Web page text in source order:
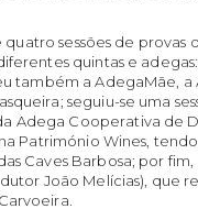
sessões de provas
quintas e
também a AdegaMãe,
seguiu-se uma
Adega Cooperativa de
Património Wines,
Caves Barbosa; por fim,
João Melícias), que